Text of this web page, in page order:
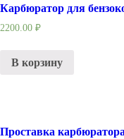
2200.00₽
В корзину